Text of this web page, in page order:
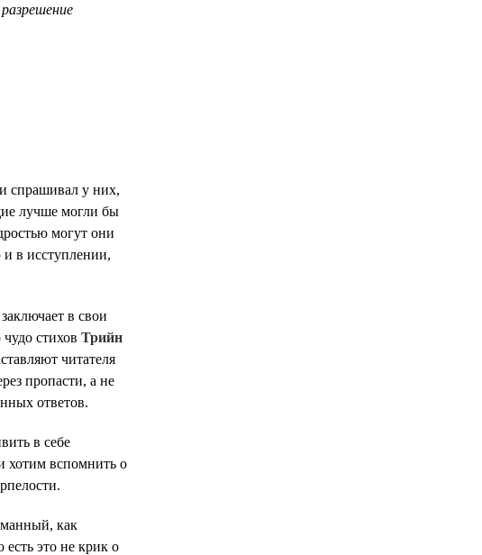
спрашивал у них,
лучше могли бы
могут они
и в исступлении,
в свои
стихов Трийн
читателя
пропасти, а не
ответов.
в себе
хотим вспомнить о
как
это не крик о